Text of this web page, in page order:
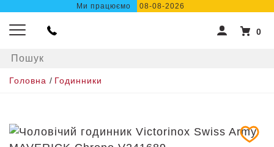
Ми працюємо 08-08-2026
0
Головна / Годинники